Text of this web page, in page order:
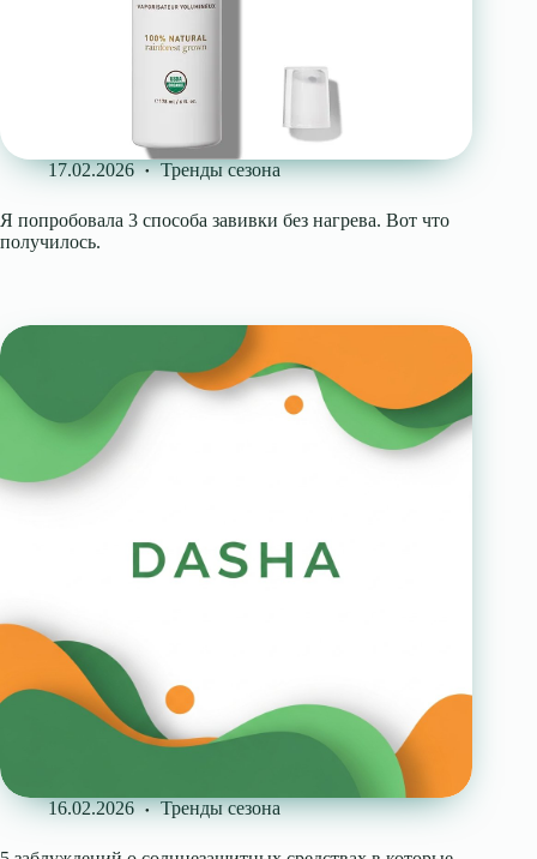
17.02.2026 Тренды сезона
Я попробовала 3 способа завивки без нагрева. Вот что
получилось.
16.02.2026 Тренды сезона